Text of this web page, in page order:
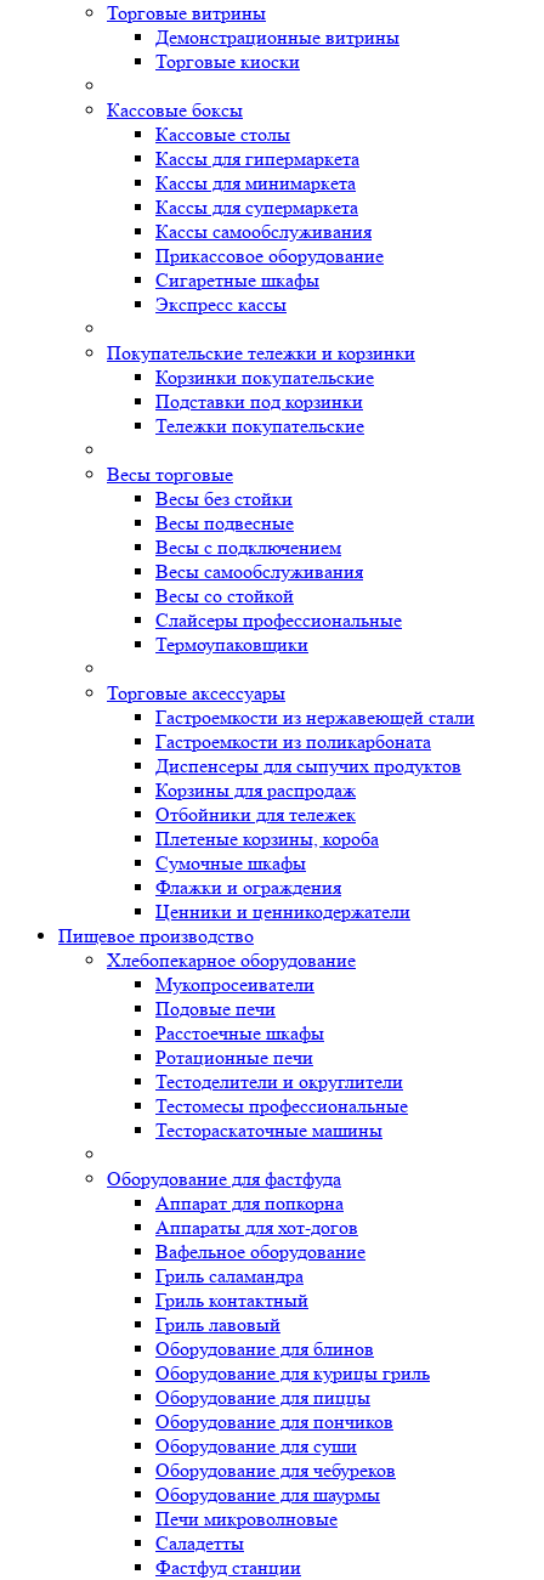
Торговые витрины
Демонстрационные витрины
Торговые киоски
Кассовые боксы
Кассовые столы
Кассы для гипермаркета
Кассы для минимаркета
Кассы для супермаркета
Кассы самообслуживания
Прикассовое оборудование
Сигаретные шкафы
Экспресс кассы
Покупательские тележки и корзинки
Корзинки покупательские
Подставки под корзинки
Тележки покупательские
Весы торговые
Весы без стойки
Весы подвесные
Весы с подключением
Весы самообслуживания
Весы со стойкой
Слайсеры профессиональные
Термоупаковщики
Торговые аксессуары
Гастроемкости из нержавеющей стали
Гастроемкости из поликарбоната
Диспенсеры для сыпучих продуктов
Корзины для распродаж
Отбойники для тележек
Плетеные корзины, короба
Сумочные шкафы
Флажки и ограждения
Ценники и ценникодержатели
Пищевое производство
Хлебопекарное оборудование
Мукопросеиватели
Подовые печи
Расстоечные шкафы
Ротационные печи
Тестоделители и округлители
Тестомесы профессиональные
Тестораскаточные машины
Оборудование для фастфуда
Аппарат для попкорна
Аппараты для хот-догов
Вафельное оборудование
Гриль саламандра
Гриль контактный
Гриль лавовый
Оборудование для блинов
Оборудование для курицы гриль
Оборудование для пиццы
Оборудование для пончиков
Оборудование для суши
Оборудование для чебуреков
Оборудование для шаурмы
Печи микроволновые
Саладетты
Фастфуд станции